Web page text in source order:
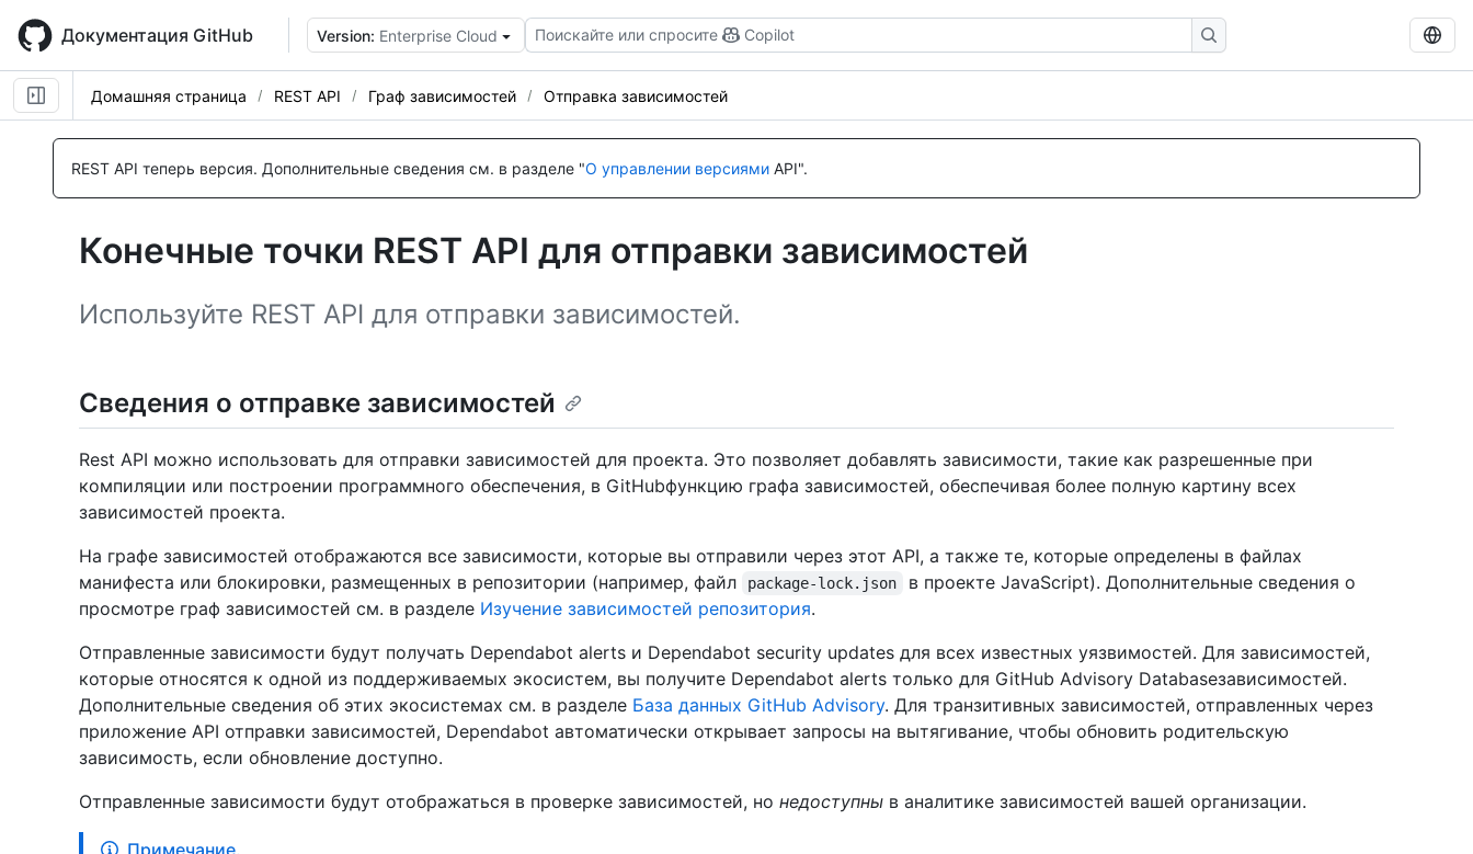
main
content
Документация GitHub Version: Enterprise Cloud Поискайте или спросите Copilot
Домашняя страница REST API Граф зависимостей Отправка зависимостей
REST API теперь версия. Дополнительные сведения см. в разделе "О управлении версиями API".
Конечные точки REST API для отправки зависимостей
Используйте REST API для отправки зависимостей.
Сведения о отправке зависимостей
Rest API можно использовать для отправки зависимостей для проекта. Это позволяет добавлять зависимости, такие как разрешенные при
компиляции или построении программного обеспечения, в GitHubфункцию графа зависимостей, обеспечивая более полную картину всех
зависимостей проекта.
На графе зависимостей отображаются все зависимости, которые вы отправили через этот API, а также те, которые определены в файлах
манифеста или блокировки, размещенных в репозитории (например, файл
package-lock.json
в проекте JavaScript). Дополнительные сведения о
просмотре граф зависимостей см. в разделе Изучение зависимостей репозитория.
Отправленные зависимости будут получать Dependabot alerts и Dependabot security updates для всех известных уязвимостей. Для зависимостей,
которые относятся к одной из поддерживаемых экосистем, вы получите Dependabot alerts только для GitHub Advisory Databaseзависимостей.
Дополнительные сведения об этих экосистемах см. в разделе База данных GitHub Advisory. Для транзитивных зависимостей, отправленных через
приложение API отправки зависимостей, Dependabot автоматически открывает запросы на вытягивание, чтобы обновить родительскую
зависимость, если обновление доступно.
Отправленные зависимости будут отображаться в проверке зависимостей, но недоступны в аналитике зависимостей вашей организации.
Имя., Тип,
Description
Имя., Тип,
Description
Имя., Тип,
Description